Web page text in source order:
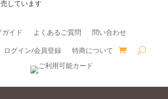
しています
イド よくあるご質問
問い合わせ
ログイン/会員登録 特商について